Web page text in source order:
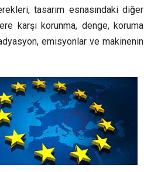
tasarım esnasındaki diğer
karşı korunma, denge, koruma
emisyonlar ve makinenin